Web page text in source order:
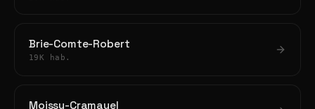
Brie-Comte-Robert
19K hab.
Moissy-Cramayel